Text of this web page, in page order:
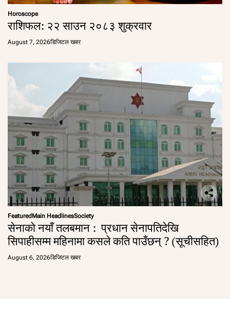
Horoscope
राशिफल: २२ साउन २०८३ शुक्रवार
August 7, 2026डिजिटल खबर
Featured Main HeadlinesSociety
सेनाको नयाँ तलबमान : प्रधान सेनापतिदेखि
सिपाहीसम्म महिनामा कसले कति पाउँछन् ? (सूचीसहित)
August 6, 2026डिजिटल खबर